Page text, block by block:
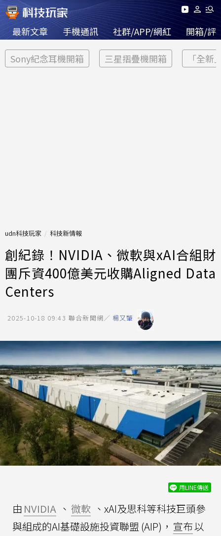
最新文章 手機通訊 社群/APP/網紅 開箱/評
Sony紀念耳機開箱 三星摺疊機開箱 「全新
udn科技玩家 科技新情報
創紀錄！NVIDIA、微軟與xAI合組財
團斥資400億美元收購Aligned Data
Centers
2025-10-18 09:43 聯合新聞網／ 楊又肇
用LINE傳送
由 NVIDIA 、 微軟 、xAI及思科等科技巨頭參
與組成的AI基礎設施投資聯盟 (AIP)， 宣布以